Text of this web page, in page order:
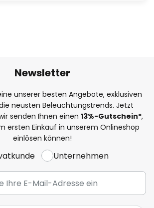
Newsletter
unserer besten Angebote, exklusiven
neusten Beleuchtungstrends. Jetzt
senden Ihnen einen 13%-Gutschein*,
ersten Einkauf in unserem Onlineshop
einlösen können!
Unternehmen